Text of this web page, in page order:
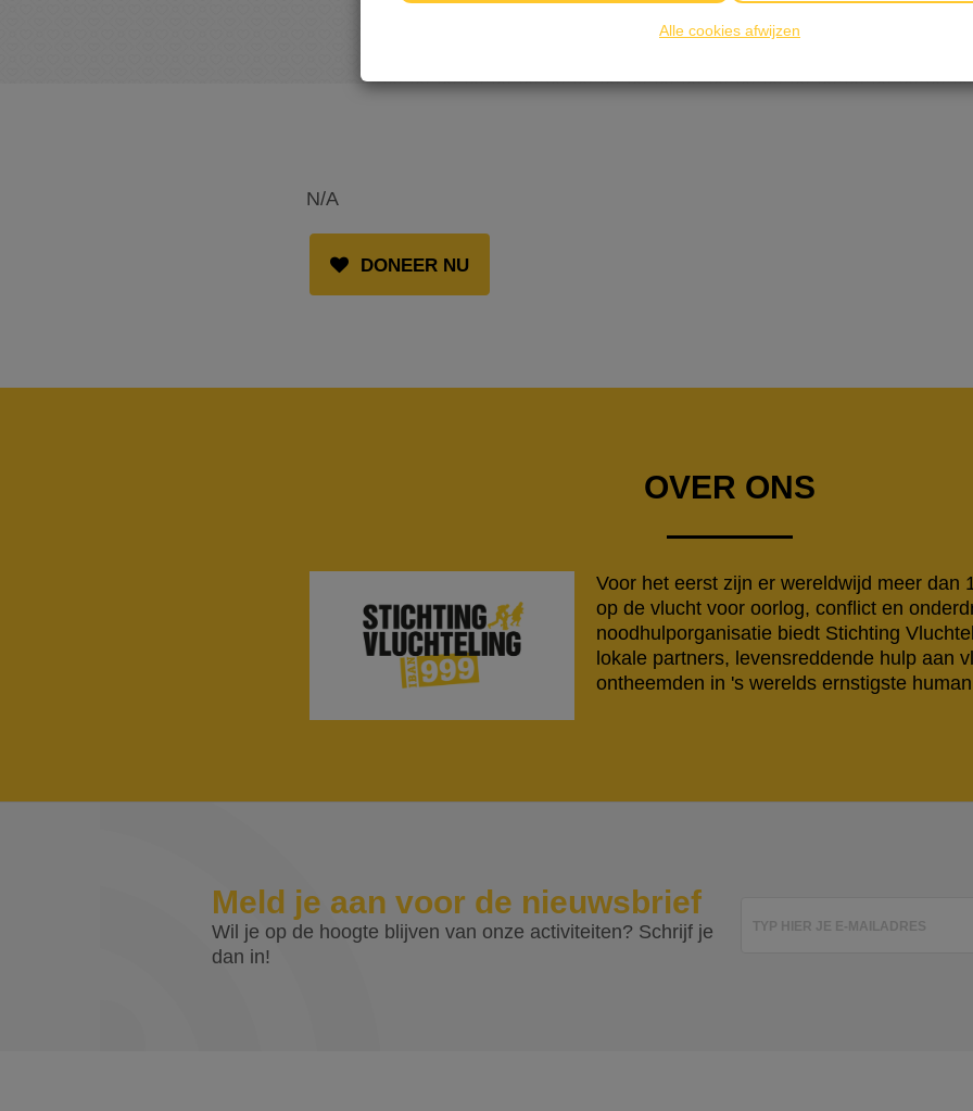
N/A
DONEER NU
OVER ONS
Voor het eerst zijn er wereldwijd meer dan
op de vlucht voor oorlog, conflict en
noodhulporganisatie biedt Stichting
lokale partners, levensreddende hulp aan
ontheemden in 's werelds ernstigste
Meld je aan voor de nieuwsbrief
Wil je op de hoogte blijven van onze activiteiten? Schrijf je
dan in!
TYP HIER JE E-MAILADRES
Alle cookies afwijzen